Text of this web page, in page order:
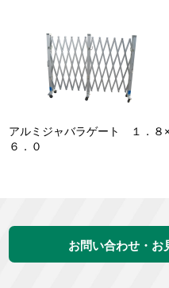
アルミジャバラゲート １．８×
６．０
お問い合わせ・お